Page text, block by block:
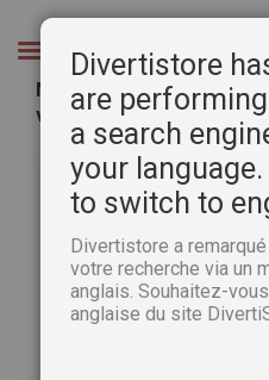
Chercher
Mon cahier 2020 -
votre féminin sacré
galerie
d’images
Divertistore
are
a search
your
to switch to
Divertistore a
votre recherche via un
anglais. Souhaitez-
anglaise du site